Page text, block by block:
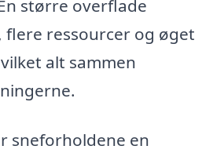
større overflade
ressourcer og øget
alt sammen
sneforholdene en